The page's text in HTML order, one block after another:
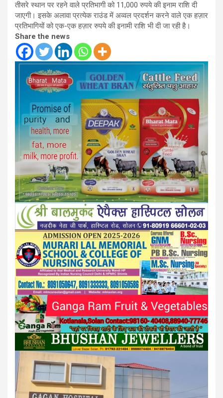
तीसरे स्थान पर रहने वाले प्रतिभागी को 11,000 रुपये की इनाम राशि दी
जाएगी। इसके अलावा प्रत्येक राउंड में अव्वल प्रदर्शन करने वाले एक हज़ार
प्रतिभागियों को एक-एक हज़ार रुपये की इनामी राशि भी दी जा रही है।
Share the news